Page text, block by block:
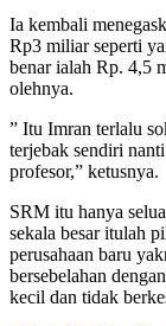
Ia kembali
Rp3 miliar seperti
benar ialah Rp. 4,5
olehnya.
” Itu Imran terlalu
terjebak sendiri
profesor,” ketusnya.
SRM itu hanya
sekala besar itulah
perusahaan baru
bersebelahan
kecil dan tidak